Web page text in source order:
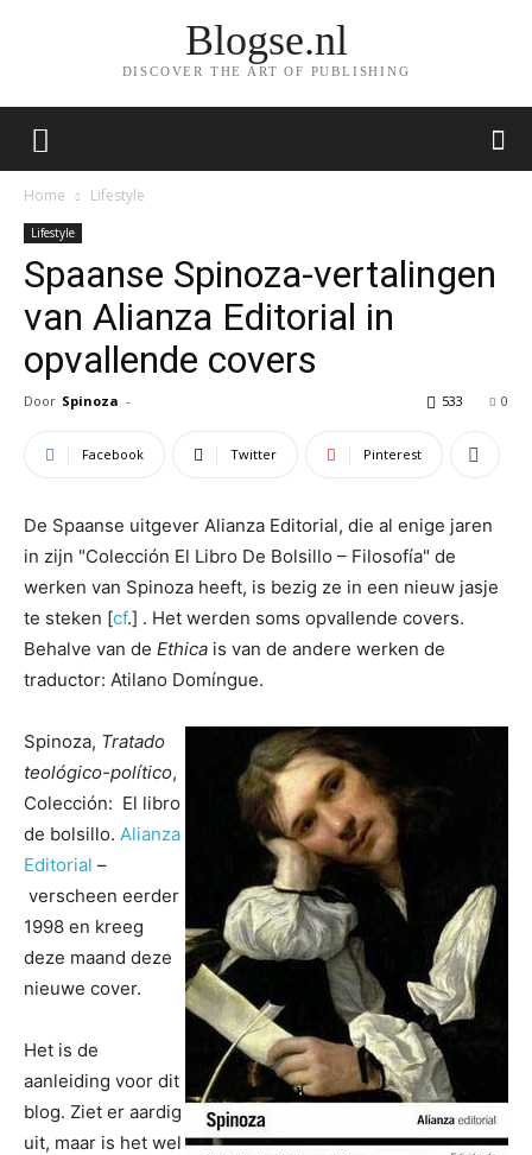
Blogse.nl
DISCOVER THE ART OF PUBLISHING
Home Lifestyle
Lifestyle
Spaanse Spinoza-vertalingen
van Alianza Editorial in
opvallende covers
Door Spinoza - 0
533
Facebook Twitter Pinterest
De Spaanse uitgever Alianza Editorial, die al enige jaren
in zijn "Colección El Libro De Bolsillo – Filosofía" de
werken van Spinoza heeft, is bezig ze in een nieuw jasje
te steken [cf.] . Het werden soms opvallende covers.
Behalve van de Ethica is van de andere werken de
traductor: Atilano Domíngue.
Spinoza, Tratado
teológico-político,
Colección: El libro
de bolsillo. Alianza
Editorial –
verscheen eerder
1998 en kreeg
deze maand deze
nieuwe cover.
Het is de
aanleiding voor dit
blog. Ziet er aardig
uit, maar is het wel